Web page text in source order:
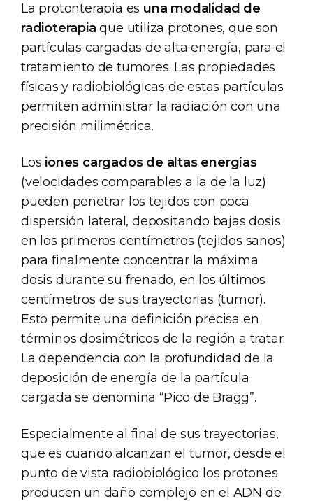
La protonterapia es una modalidad de
radioterapia que utiliza protones, que son
partículas cargadas de alta energía, para el
tratamiento de tumores. Las propiedades
físicas y radiobiológicas de estas partículas
permiten administrar la radiación con una
precisión milimétrica.
Los iones cargados de altas energías
(velocidades comparables a la de la luz)
pueden penetrar los tejidos con poca
dispersión lateral, depositando bajas dosis
en los primeros centímetros (tejidos sanos)
para finalmente concentrar la máxima
dosis durante su frenado, en los últimos
centímetros de sus trayectorias (tumor).
Esto permite una definición precisa en
términos dosimétricos de la región a tratar.
La dependencia con la profundidad de la
deposición de energía de la partícula
cargada se denomina “Pico de Bragg”.
Especialmente al final de sus trayectorias,
que es cuando alcanzan el tumor, desde el
punto de vista radiobiológico los protones
producen un daño complejo en el ADN de